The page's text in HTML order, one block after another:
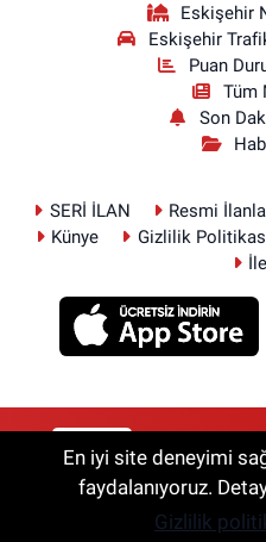
Eskişehir
Eskişehir
Puan
Tüm
Son
SERİ İLAN Resmi
Künye
Gizlilik
RSS
Haber
En iyi site deneyimi
faydalanıyoruz.
Gizlilik